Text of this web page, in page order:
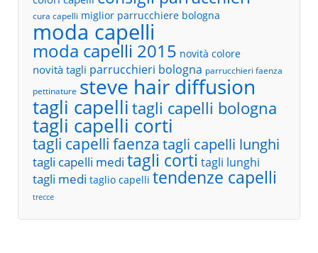
cura capelli miglior parrucchiere bologna
moda capelli
moda capelli 2015 novità colore
novità tagli parrucchieri bologna parrucchieri faenza
pettinature steve hair diffusion
tagli capelli tagli capelli bologna
tagli capelli corti
tagli capelli faenza tagli capelli lunghi
tagli capelli medi tagli corti tagli lunghi
tagli medi taglio capelli tendenze capelli
trecce